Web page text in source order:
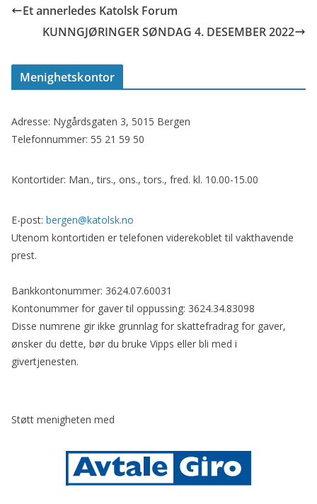
Et annerledes Katolsk Forum
KUNNGJØRINGER SØNDAG 4. DESEMBER 2022
Menighetskontor
Adresse: Nygårdsgaten 3, 5015 Bergen
Telefonnummer: 55 21 59 50
Kontortider: Man., tirs., ons., tors., fred. kl. 10.00-15.00
E-post: bergen@katolsk.no
Utenom kontortiden er telefonen viderekoblet til vakthavende
prest.
Bankkontonummer: 3624.07.60031
Kontonummer for gaver til oppussing: 3624.34.83098
Disse numrene gir ikke grunnlag for skattefradrag for gaver,
ønsker du dette, bør du bruke Vipps eller bli med i
givertjenesten.
Støtt menigheten med